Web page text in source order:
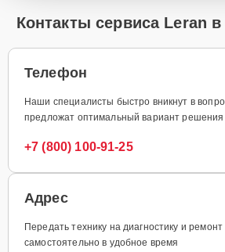
Контакты сервиса Leran
Телефон
Наши специалисты быстро вникнут в
предложат оптимальный вариант решения
+7 (800) 100-91-25
Адрес
Передать технику на диагностику и
самостоятельно в удобное время